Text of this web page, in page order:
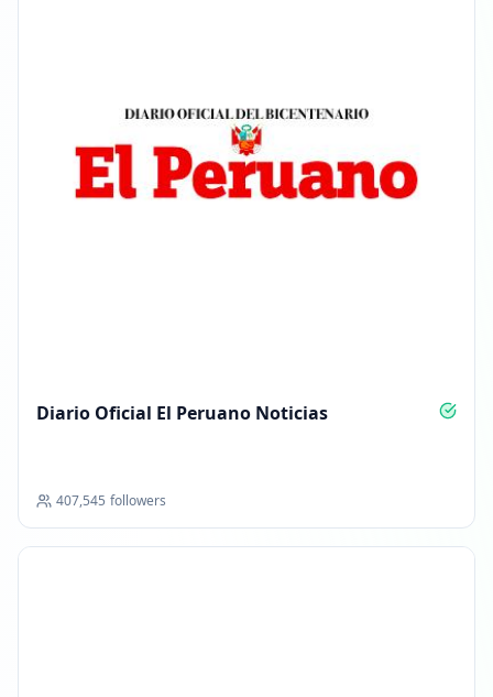
Diario Oficial El Peruano Noticias
407,545 followers